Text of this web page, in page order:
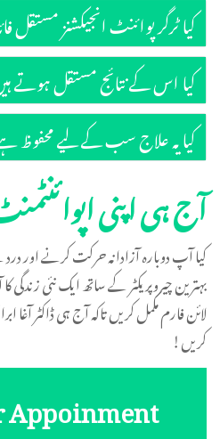
کیا ٹرگر پوائنٹ انجیکشنز مستقل
کیا اس کے نتائج مستقل ہوتے
کیا یہ علاج سب کے لیے محفوظ
آج ہی اپنی
کیا آپ دوبارہ آزادانہ حرکت کرنے اور
بہترین چیروپریکٹر کے ساتھ ایک نئی
لائن فارم مکمل کریں تاکہ آج ہی ڈاکٹر آغا
کریں!
Appoinment